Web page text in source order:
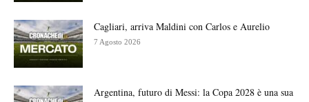
Cagliari, arriva Maldini con Carlos e Aurelio
7 Agosto 2026
Argentina, futuro di Messi: la Copa 2028 è una sua